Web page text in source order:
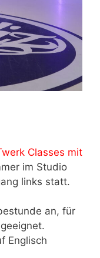
Classes mit
im Studio
links statt.
an, für
Englisch